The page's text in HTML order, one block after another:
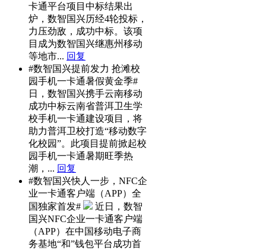
卡通平台项目中标结果出
炉，数智国兴历经4轮投标，
力压劲敌，成功中标。该项
目成为数智国兴继惠州移动
等地市... 回复
#数智国兴提前发力 抢滩校
园手机一卡通暑假黄金季#
日，数智国兴携手云南移动
成功中标云南省普洱卫生学
校手机一卡通建设项目，将
助力普洱卫校打造“移动数字
化校园”。此项目提前掀起校
园手机一卡通暑期旺季热
潮，... 回复
#数智国兴快人一步，NFC企
业一卡通客户端（APP）全
国独家首发#
近日，数智
国兴NFC企业一卡通客户端
（APP）在中国移动电子商
务基地“和”钱包平台成功首